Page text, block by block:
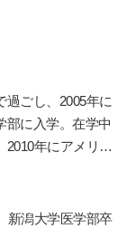
過ごし、2005年に
部に入学。在学中
2010年にアメリカ
未来を生き抜く
と、2012年東京の
新潟大学医学部卒